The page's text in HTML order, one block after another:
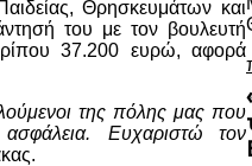
Θρησκευμάτων και
του με τον βουλευτή
37.200 ευρώ, αφορά
της πόλης μας που
Ευχαριστώ τον